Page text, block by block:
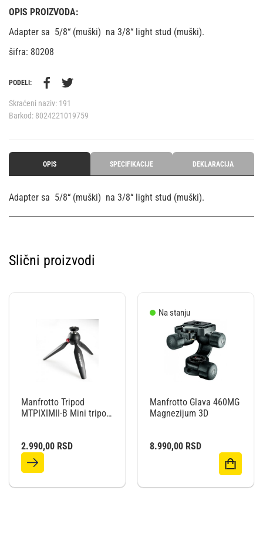
OPIS PROIZVODA:
Adapter sa 5/8“ (muški) na 3/8“ light stud (muški).
šifra: 80208
PODELI:
Skraćeni naziv: 191
Barkod: 8024221019759
OPIS SPECIFIKACIJE DEKLARACIJA
Adapter sa 5/8“ (muški) na 3/8“ light stud (muški).
Slični proizvodi
Manfrotto Tripod
MTPIXIMII-B Mini tripod
2.990,00 RSD
Na stanju
Manfrotto Glava 460MG
Magnezijum 3D
8.990,00 RSD